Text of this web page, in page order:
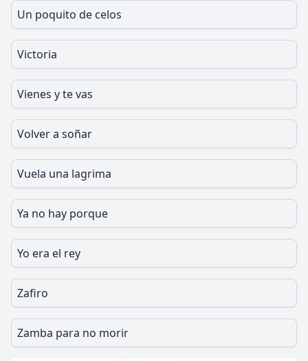
Un poquito de celos
Victoria
Vienes y te vas
Volver a soñar
Vuela una lagrima
Ya no hay porque
Yo era el rey
Zafiro
Zamba para no morir